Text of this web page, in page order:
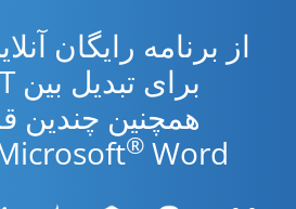
همچنین چندین
® Word استفاده کنید.